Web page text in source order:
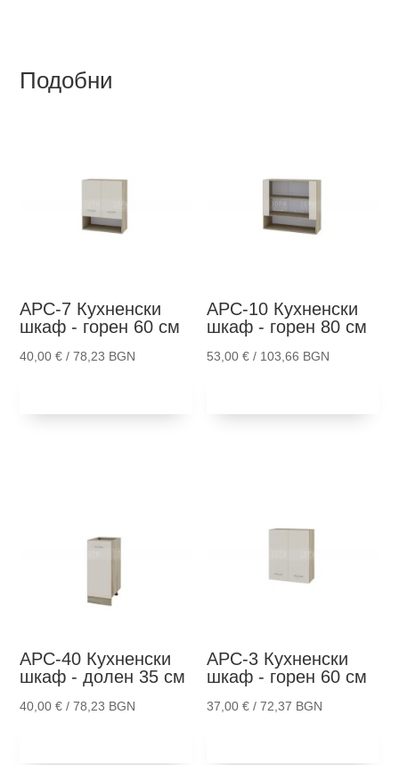
Подобни
АРС-7 Кухненски
шкаф - горен 60 см
40,00€ / 78,23 BGN
АРС-10 Кухненски
шкаф - горен 80 см
53,00€ / 103,66 BGN
АРС-40 Кухненски
шкаф - долен 35 см
40,00€ / 78,23 BGN
АРС-3 Кухненски
шкаф - горен 60 см
37,00€ / 72,37 BGN